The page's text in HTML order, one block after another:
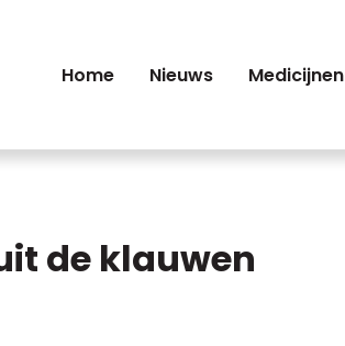
Home Nieuws Medicijnen
de klauwen